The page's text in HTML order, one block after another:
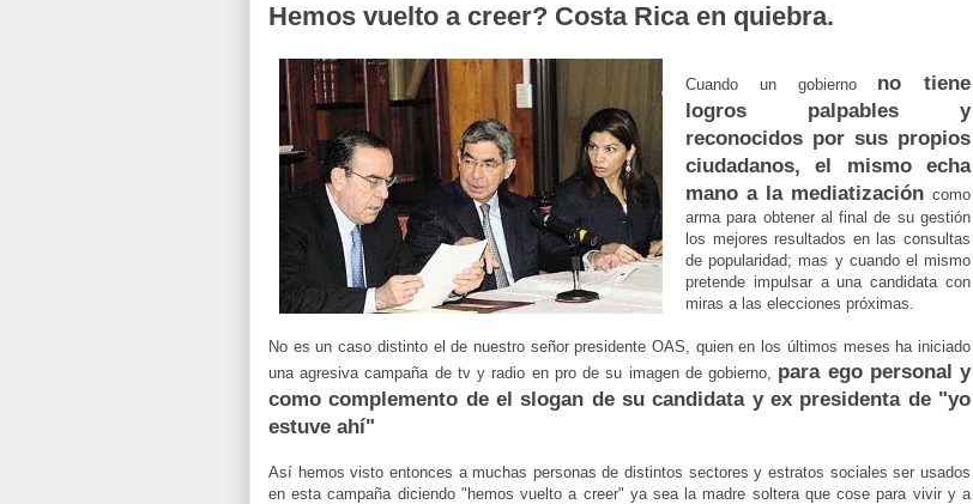
Hemos vuelto a creer? Costa Rica en quiebra.
Cuando un gobierno no tiene
logros palpables y
reconocidos por sus propios
ciudadanos, el mismo echa
mano a la mediatización como
arma para obtener al final de su gestión
los mejores resultados en las consultas
de popularidad; mas y cuando el mismo
pretende impulsar a una candidata con
miras a las elecciones próximas.
No es un caso distinto el de nuestro señor presidente OAS, quien en los últimos meses ha iniciado
una agresiva campaña de tv y radio en pro de su imagen de gobierno, para ego personal y
como complemento de el slogan de su candidata y ex presidenta de "yo
estuve ahí"
Así hemos visto entonces a muchas personas de distintos sectores y estratos sociales ser usados
en esta campaña diciendo "hemos vuelto a creer" ya sea la madre soltera que cose para vivir y a